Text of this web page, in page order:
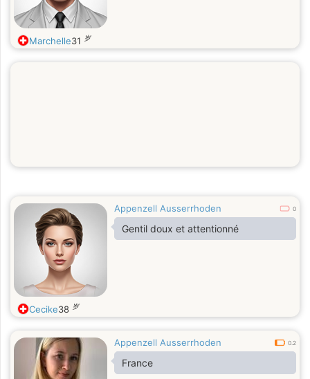
Marchelle31 岁
Appenzell Ausserrhoden 0
Gentil doux et attentionné
Cecike38 岁
Appenzell Ausserrhoden 0.2
France